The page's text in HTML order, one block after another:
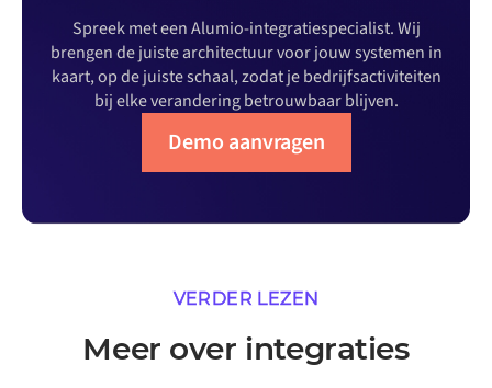
Spreek met een Alumio-integratiespecialist. Wij
brengen de juiste architectuur voor jouw systemen in
kaart, op de juiste schaal, zodat je bedrijfsactiviteiten
bij elke verandering betrouwbaar blijven.
Demo aanvragen
VERDER LEZEN
Meer over integraties